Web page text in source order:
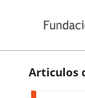
Articulos